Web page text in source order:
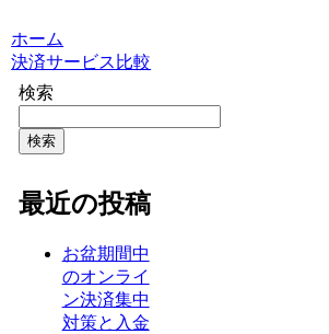
ホーム
決済サービス比較
検索
検索
最近の投稿
お盆期間中
のオンライ
ン決済集中
対策と入金